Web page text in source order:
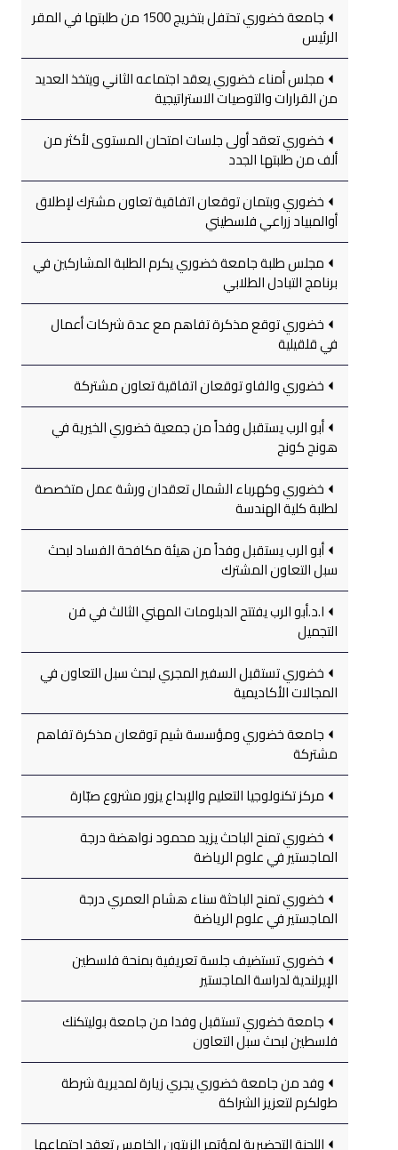
جامعة خضوري تحتفل بتخريج 1500 من طلبتها في المقر
الرئيس
مجلس أمناء خضوري يعقد اجتماعه الثاني ويتخذ العديد
من القرارات والتوصيات الاستراتيجية
خضوري تعقد أولى جلسات امتحان المستوى لأكثر من
ألف من طلبتها الجدد
خضوري وبتمان توقعان اتفاقية تعاون مشترك لإطلاق
أوالمبياد زراعي فلسطيني
مجلس طلبة جامعة خضوري يكرم الطلبة المشاركين في
برنامج التبادل الطلابي
خضوري توقع مذكرة تفاهم مع عدة شركات أعمال
في قلقيلية
خضوري والفاو توقعان اتفاقية تعاون مشتركة
أبو الرب يستقبل وفداً من جمعية خضوري الخيرية في
هونج كونج
خضوري وكهرباء الشمال تعقدان ورشة عمل متخصصة
لطلبة كلية الهندسة
أبو الرب يستقبل وفداً من هيئة مكافحة الفساد لبحث
سبل التعاون المشترك
ا.د.أبو الرب يفتتح الدبلومات المهني الثالث في فن
التجميل
خضوري تستقبل السفير المجري لبحث سبل التعاون في
المجالات الأكاديمية
جامعة خضوري ومؤسسة شيم توقعان مذكرة تفاهم
مشتركة
مركز تكنولوجيا التعليم والإبداع يزور مشروع صبّارة
خضوري تمنح الباحث يزيد محمود نواهضة درجة
الماجستير في علوم الرياضة
خضوري تمنح الباحثة سناء هشام العمري درجة
الماجستير في علوم الرياضة
خضوري تستضيف جلسة تعريفية بمنحة فلسطين
الإيرلندية لدراسة الماجستير
جامعة خضوري تستقبل وفدا من جامعة بوليتكنك
فلسطين لبحث سبل التعاون
وفد من جامعة خضوري يجري زيارة لمديرية شرطة
طولكرم لتعزيز الشراكة
اللجنة التحضيرية لمؤتمر الزيتون الخامس تعقد اجتماعها